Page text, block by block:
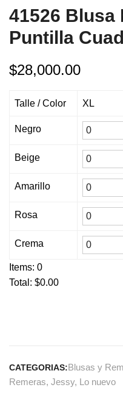
41526 Blusa
Puntilla
$28,000.00
Talle / Color XL
Negro
Beige
Amarillo
Rosa
Crema
Items: 0
Total: $0.00
CATEGORIAS:Blusas y
Remeras, Jessy, Lo nuevo